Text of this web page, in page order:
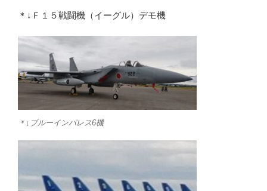
＊↓Ｆ１５戦闘機（イーグル）デモ機
＊↓ブルーインパレス6機